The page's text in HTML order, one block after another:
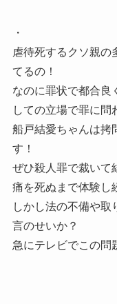
・
虐待死するクソ親の
てるの！
なのに罪状で都合良
しての立場で罪に問
船戸結愛ちゃんは拷
す！
ぜひ殺人罪で裁いて
痛を死ぬまで体験し
しかし法の不備や取
言のせいか？
急にテレビでこの問